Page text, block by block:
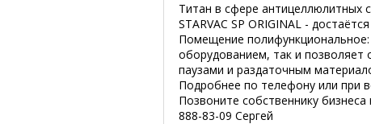
Титан в сфере антицеллюлитных
STARVAC SP ORIGINAL -
Помещение
оборудованием, так и позволяет
паузами и раздаточным
Подробнее по телефону или при
Позвоните собственнику
888-83-09 Сергей